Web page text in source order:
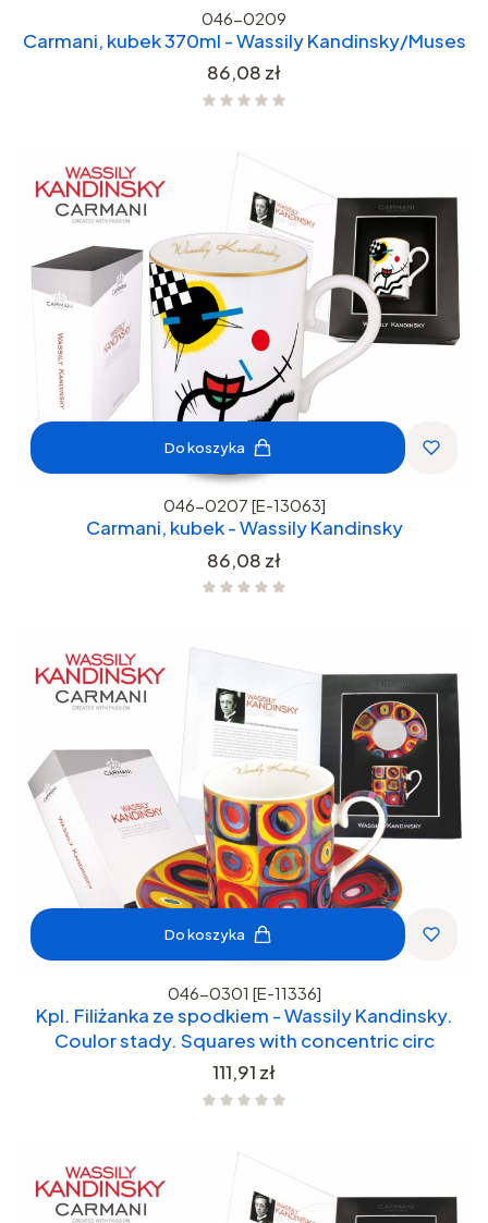
046-0209
Carmani, kubek 370ml - Wassily Kandinsky/Muses
Cena
86,08 zł
Do koszyka
046-0207 [E-13063]
Carmani, kubek - Wassily Kandinsky
Cena
86,08 zł
Do koszyka
046-0301 [E-11336]
Kpl. Filiżanka ze spodkiem - Wassily Kandinsky.
Coulor stady. Squares with concentric circ
Cena
111,91 zł